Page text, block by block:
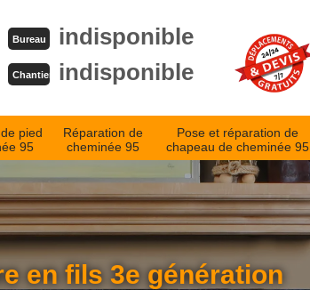
Bureau indisponible
Chantier indisponible
pied
95
Réparation de
cheminée 95
Pose et réparation de
chapeau de cheminée 95
en fils 3e génération